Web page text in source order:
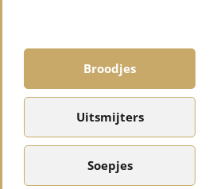
Broodjes
Uitsmijters
Soepjes